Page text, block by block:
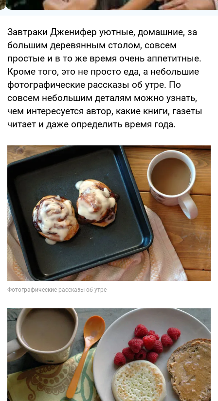
Завтраки Дженифер уютные, домашние, за
большим деревянным столом, совсем
простые и в то же время очень аппетитные.
Кроме того, это не просто еда, а небольшие
фотографические рассказы об утре. По
совсем небольшим деталям можно узнать,
чем интересуется автор, какие книги, газеты
читает и даже определить время года.